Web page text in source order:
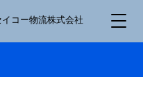
イコー物流株式会社